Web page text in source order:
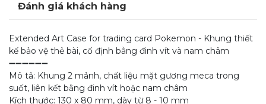
Đánh giá khách hàng
Extended Art Case for trading card Pokemon - Khung thiết
kế bảo vệ thẻ bài, cố định bằng đinh vít và nam châm
➖➖➖➖➖➖
Mô tả: Khung 2 mảnh, chất liệu mặt gương meca trong
suốt, liên kết bằng đinh vít hoặc nam châm
Kích thước: 130 x 80 mm, dày từ 8 - 10 mm